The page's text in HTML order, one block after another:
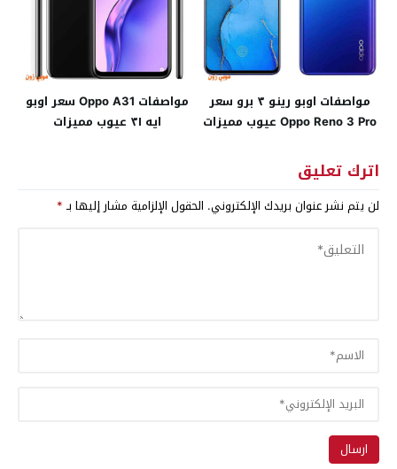
مواصفات اوبو رينو ٣ برو سعر
Oppo Reno 3 Pro عيوب مميزات
مواصفات Oppo A31 سعر اوبو
ايه ٣١ عيوب مميزات
اترك تعليق
لن يتم نشر عنوان بريدك الإلكتروني. الحقول الإلزامية مشار إليها بـ*